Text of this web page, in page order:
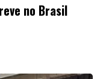
no Brasil